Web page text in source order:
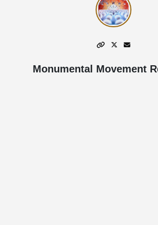
Monumental Movement